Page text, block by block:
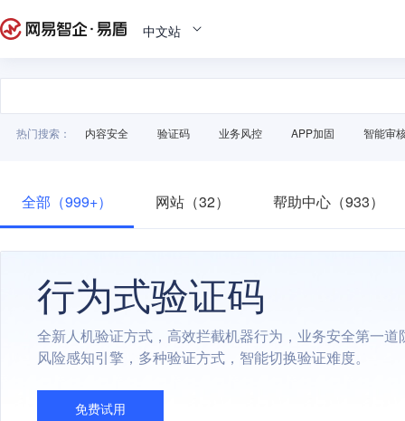
中文站
热门搜索： 内容安全 验证码 业务风控 APP加固 智能审
全部（999+） 网站（32） 帮助中心（933）
行为式验证码
全新人机验证方式，高效拦截机器行为，业务安全第一道
风险感知引擎，多种验证方式，智能切换验证难度。
免费试用